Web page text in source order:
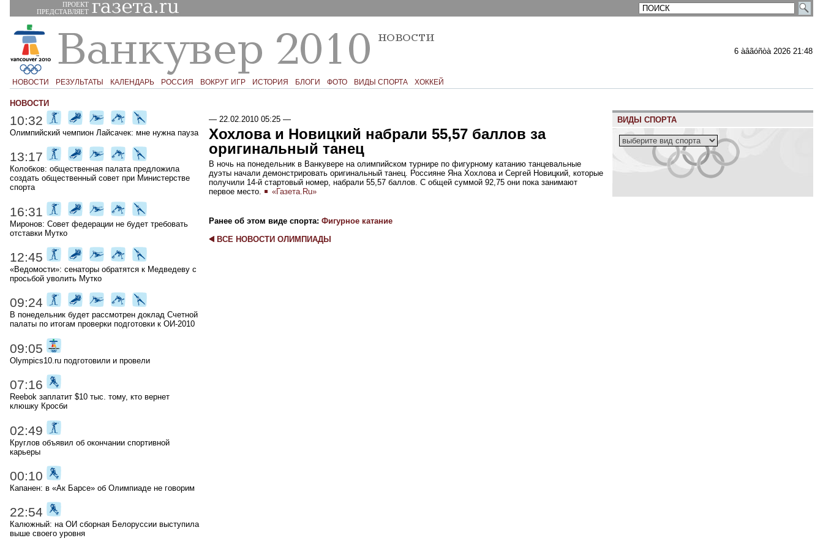
ПРОЕКТ
ПРЕДСТАВЛЯЕТ
6 àâãóñòà 2026 21:48
НОВОСТИ РЕЗУЛЬТАТЫ КАЛЕНДАРЬ РОССИЯ ВОКРУГ ИГР ИСТОРИЯ БЛОГИ ФОТО ВИДЫ СПОРТА ХОККЕЙ
— 22.02.2010 05:25—
Хохлова и Новицкий набрали 55,57 баллов за
оригинальный танец
В ночь на понедельник в Ванкувере на олимпийском турнире по фигурному катанию танцевальные
дуэты начали демонстрировать оригинальный танец. Россияне Яна Хохлова и Сергей Новицкий, которые
получили 14-й стартовый номер, набрали 55,57 баллов. С общей суммой 92,75 они пока занимают
первое место.
«Газета.Ru»
Ранее об этом виде спорта: Фигурное катание
ВСЕ НОВОСТИ ОЛИМПИАДЫ
НОВОСТИ
10:32
Олимпийский чемпион Лайсачек: мне нужна пауза
13:17
Колобков: общественная палата предложила
создать общественный совет при Министерстве
спорта
16:31
Миронов: Совет федерации не будет требовать
отставки Мутко
12:45
«Ведомости»: сенаторы обратятся к Медведеву с
просьбой уволить Мутко
09:24
В понедельник будет рассмотрен доклад Счетной
палаты по итогам проверки подготовки к ОИ-2010
09:05
Olympics10.ru подготовили и провели
07:16
Reebok заплатит $10 тыс. тому, кто вернет
клюшку Кросби
02:49
Круглов объявил об окончании спортивной
карьеры
00:10
Капанен: в «Ак Барсе» об Олимпиаде не говорим
22:54
Калюжный: на ОИ сборная Белоруссии выступила
выше своего уровня
ВИДЫ СПОРТА